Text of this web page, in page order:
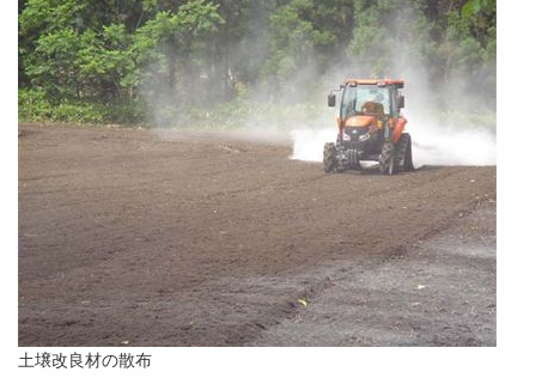
土壌改良材の散布